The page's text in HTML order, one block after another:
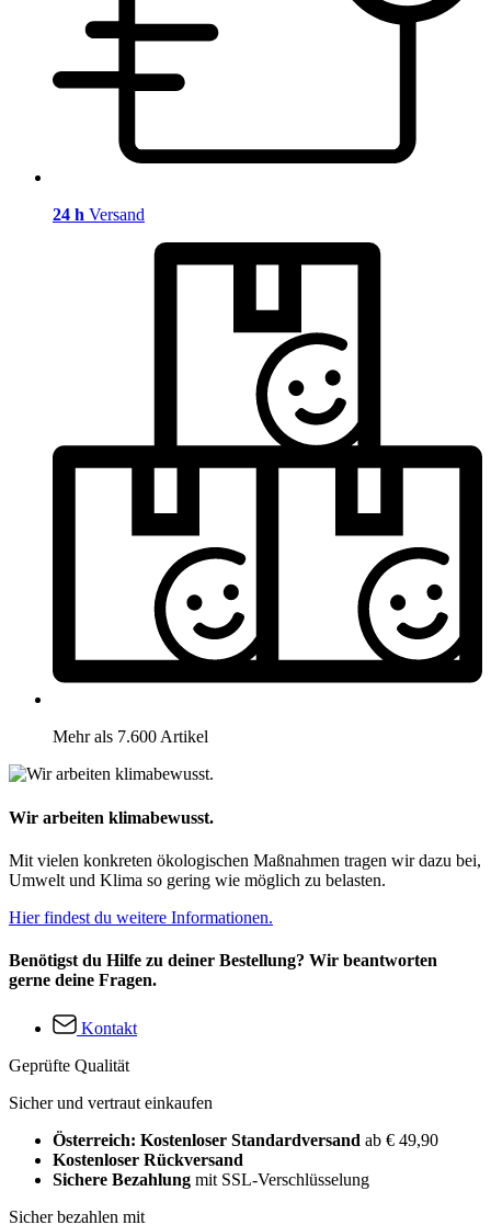
24 h Versand
Mehr als 7.600 Artikel
Wir arbeiten klimabewusst.
Mit vielen konkreten ökologischen Maßnahmen tragen wir dazu bei,
Umwelt und Klima so gering wie möglich zu belasten.
Hier findest du weitere Informationen.
Benötigst du Hilfe zu deiner Bestellung? Wir beantworten
gerne deine Fragen.
Kontakt
Geprüfte Qualität
Sicher und vertraut einkaufen
Österreich: Kostenloser Standardversand ab € 49,90
Kostenloser Rückversand
Sichere Bezahlung mit SSL-Verschlüsselung
Sicher bezahlen mit